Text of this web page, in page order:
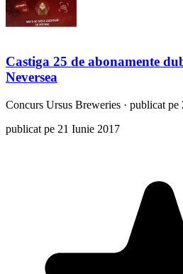
Castiga 25 de abonamente
Neversea
Concurs Ursus Breweries · publicat pe
publicat pe 21 Iunie 2017